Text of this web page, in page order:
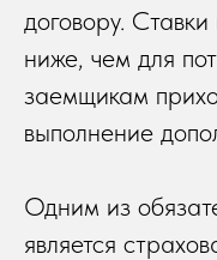
договору.
ниже, чем для
заемщикам
выполнение
Одним из
является